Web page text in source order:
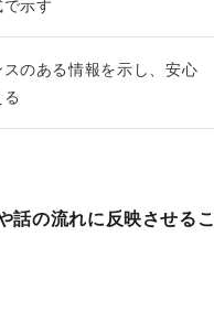
示す
スのある情報を示し、安心
話の流れに反映させる